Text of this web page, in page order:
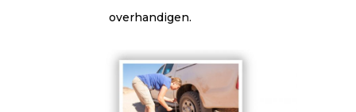
overhandigen.